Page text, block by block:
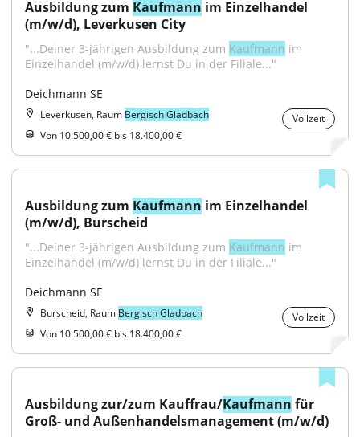
Ausbildung zum Kaufmann im Einzelhandel
(m/w/d), Leverkusen City
"...Deiner 3-jährigen Ausbildung zum Kaufmann im
Einzelhandel (m/w/d) lernst Du in der Filiale..."
Deichmann SE
Leverkusen, Raum Bergisch Gladbach
Vollzeit
Von 10.500,00 € bis 18.400,00 €
Ausbildung zum Kaufmann im Einzelhandel
(m/w/d), Burscheid
"...Deiner 3-jährigen Ausbildung zum Kaufmann im
Einzelhandel (m/w/d) lernst Du in der Filiale..."
Deichmann SE
Burscheid, Raum Bergisch Gladbach
Vollzeit
Von 10.500,00 € bis 18.400,00 €
Ausbildung zur/zum Kauffrau/Kaufmann für
Groß- und Außenhandelsmanagement (m/w/d)